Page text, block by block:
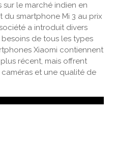
le marché indien en
du smartphone Mi 3 au prix
a introduit divers
de tous les types
Xiaomi contiennent
récent, mais offrent
et une qualité de